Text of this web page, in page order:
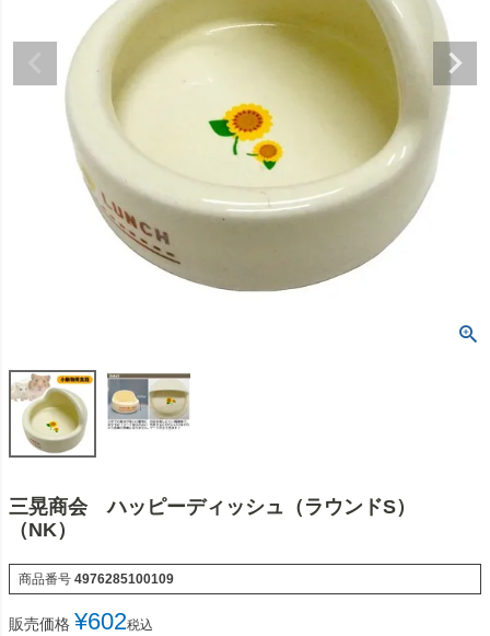
三晃商会 ハッピーディッシュ（ラウンドS）
（NK）
商品番号 4976285100109
販売価格 ¥602税込